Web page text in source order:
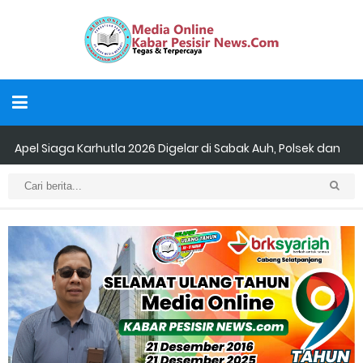
Apel Siaga Karhutla 2026 Digelar di Sabak Auh, Polsek dan
Forkopimcam Perkuat Kesiapsiagaan Cegah Kebakaran
Musyawarah LAM Ke-3 Tualang Sukses, Zulkifli Z (Nomor Urut 1)
Resmi Terpilih Pimpin Lembaga Adat
Kapolres Kepulauan Meranti Perkuat Sinergi Jelang Ekspedisi
Merah Putih Presisi Polda Riau.